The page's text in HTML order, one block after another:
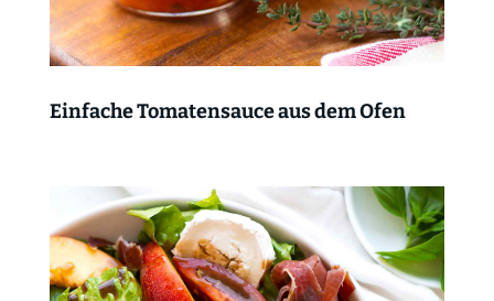
Einfache Tomatensauce aus dem Ofen